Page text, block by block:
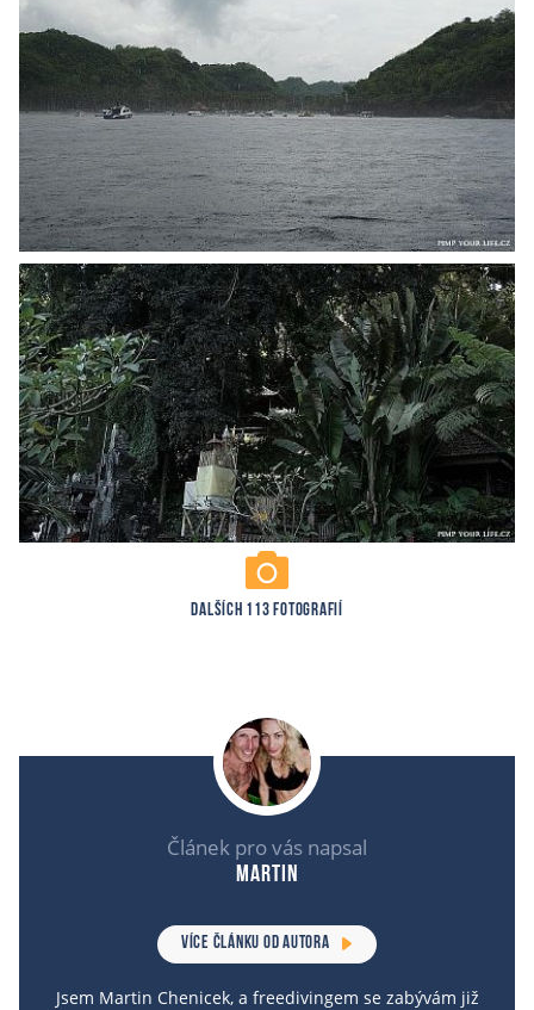
DALŠÍCH 113 FOTOGRAFIÍ
Článek pro vás napsal
Martin
VÍCE ČLÁNKU OD AUTORA
Jsem Martin Chenicek, a freedivingem se zabývám již